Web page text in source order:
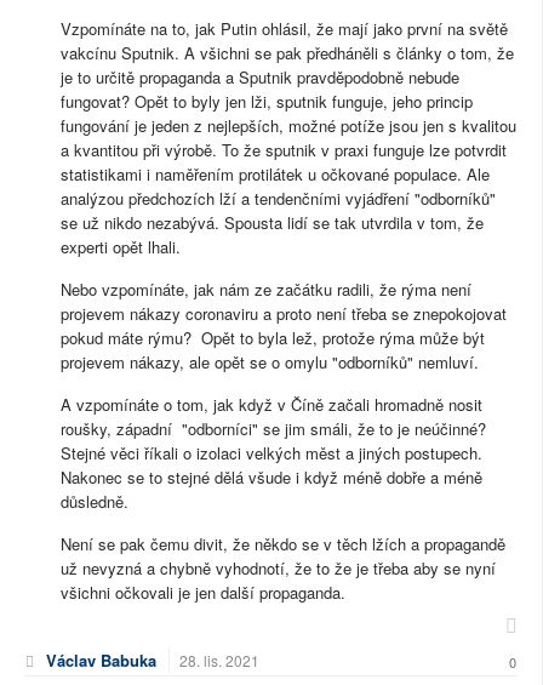
Vzpomínáte na to, jak Putin ohlásil, že mají jako první na světě
vakcínu Sputnik. A všichni se pak předháněli s články o tom, že
je to určitě propaganda a Sputnik pravděpodobně nebude
fungovat? Opět to byly jen lži, sputnik funguje, jeho princip
fungování je jeden z nejlepších, možné potíže jsou jen s kvalitou
a kvantitou při výrobě. To že sputnik v praxi funguje lze potvrdit
statistikami i naměřením protilátek u očkované populace. Ale
analýzou předchozích lží a tendenčními vyjádření "odborníků"
se už nikdo nezabývá. Spousta lidí se tak utvrdila v tom, že
experti opět lhali.
Nebo vzpomínáte, jak nám ze začátku radili, že rýma není
projevem nákazy coronaviru a proto není třeba se znepokojovat
pokud máte rýmu? Opět to byla lež, protože rýma může být
projevem nákazy, ale opět se o omylu "odborníků" nemluví.
A vzpomínáte o tom, jak když v Číně začali hromadně nosit
roušky, západní "odborníci" se jim smáli, že to je neúčinné?
Stejné věci říkali o izolaci velkých měst a jiných postupech.
Nakonec se to stejné dělá všude i když méně dobře a méně
důsledně.
Není se pak čemu divit, že někdo se v těch lžích a propagandě
už nevyzná a chybně vyhodnotí, že to že je třeba aby se nyní
všichni očkovali je jen další propaganda.
Václav Babuka 28. lis. 2021 0